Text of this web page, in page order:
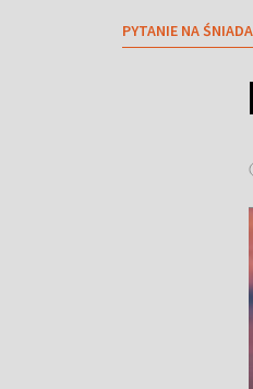
PYTANIE NA